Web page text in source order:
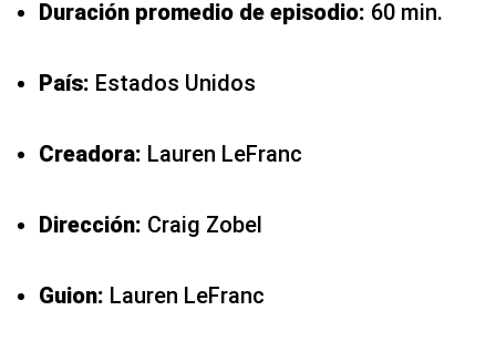
Duración promedio de episodio: 60 min.
País: Estados Unidos
Creadora: Lauren LeFranc
Dirección: Craig Zobel
Guion: Lauren LeFranc